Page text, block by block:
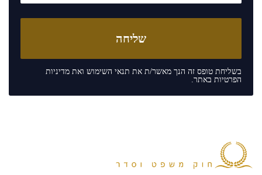
בשליחת טופס זה הנך מאשר/ת את תנאי השימוש ואת מדיניות
הפרטיות באתר.